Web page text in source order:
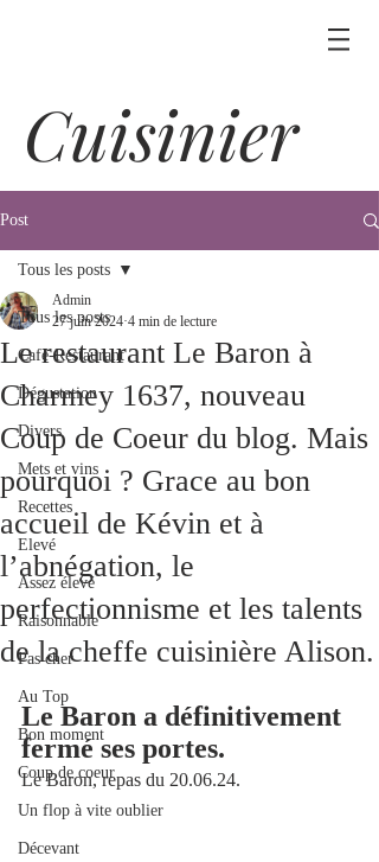
Cuisinier
Post
Tous les posts
Café-Restaurant
Dégustation
Divers
Mets et vins
Recettes
Elevé
Assez élevé
Raisonnable
Pas cher
Au Top
Bon moment
Coup de coeur
Un flop à vite oublier
Décevant
Tous les posts
Le restaurant Le Baron à
Charmey 1637, nouveau
Coup de Coeur du blog. Mais
pourquoi ? Grace au bon
accueil de Kévin et à
l’abnégation, le
perfectionnisme et les talents
de la cheffe cuisinière Alison.
Admin
27 juin 2024 4 min de lecture
Le Baron a définitivement
fermé ses portes.
Le Baron, repas du 20.06.24.